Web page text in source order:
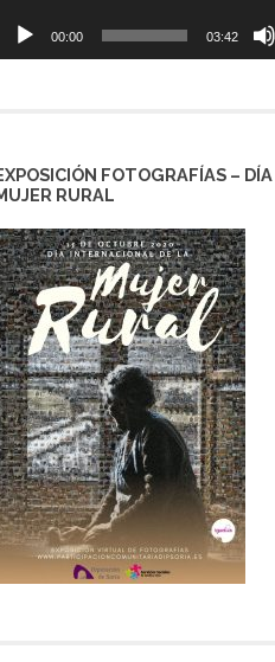
00:00 03:42
FOTOGRAFÍAS – DÍA
RURAL